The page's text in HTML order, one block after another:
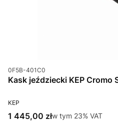
Kod produktu
0F5B-401C0
Kask jeździecki KEP Cromo
PRODUCENT
KEP
Cena brutto
1 445,00 złw tym %s VAT
w tym 23% VAT